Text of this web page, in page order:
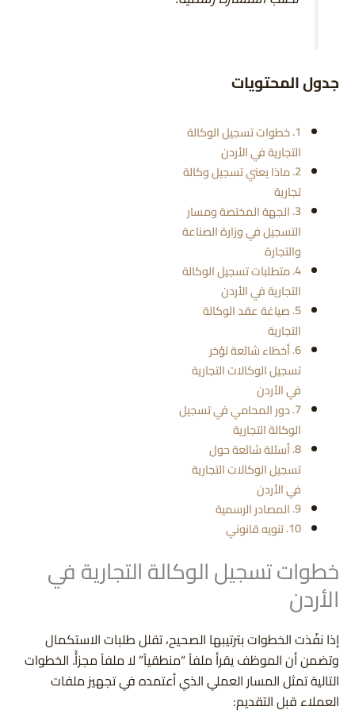
جدول المحتويات
خطوات تسجيل الوكالة
التجارية في الأردن
ماذا يعني تسجيل وكالة
تجارية
الجهة المختصة ومسار
التسجيل في وزارة الصناعة
والتجارة
متطلبات تسجيل الوكالة
التجارية في الأردن
صياغة عقد الوكالة
التجارية
أخطاء شائعة تؤخر
تسجيل الوكالات التجارية
في الأردن
دور المحامي في تسجيل
الوكالة التجارية
أسئلة شائعة حول
تسجيل الوكالات التجارية
في الأردن
المصادر الرسمية
تنويه قانوني
خطوات تسجيل الوكالة التجارية في
الأردن
إذا نفّذت الخطوات بترتيبها الصحيح، تقلل طلبات الاستكمال
وتضمن أن الموظف يقرأ ملفاً “منطقياً” لا ملفاً مجزأً. الخطوات
التالية تمثل المسار العملي الذي أعتمده في تجهيز ملفات
العملاء قبل التقديم: